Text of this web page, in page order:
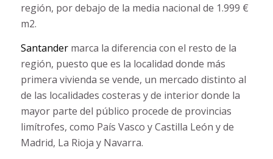
región, por debajo de la media nacional de 1.999 €
m2.
Santandermarca la diferencia con el resto de la
región, puesto que es la localidad donde más
primera vivienda se vende, un mercado distinto al
de las localidades costeras y de interior donde la
mayor parte del público procede de provincias
limítrofes, como País Vasco y Castilla León y de
Madrid, La Rioja y Navarra.